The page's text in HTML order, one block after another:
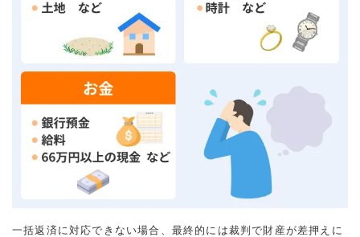
一括返済に対応できない場合、最終的には裁判で財産が差押えに